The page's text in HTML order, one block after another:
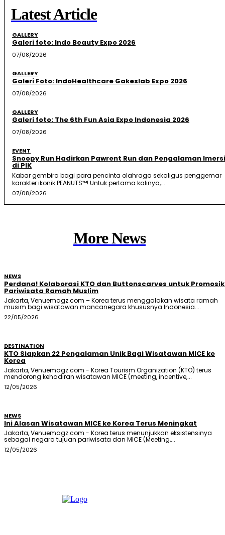
Latest Article
GALLERY
Galeri foto: Indo Beauty Expo 2026
07/08/2026
GALLERY
Galeri Foto: IndoHealthcare Gakeslab Expo 2026
07/08/2026
GALLERY
Galeri foto: The 6th Fun Asia Expo Indonesia 2026
07/08/2026
EVENT
Snoopy Run Hadirkan Pawrent Run dan Pengalaman
di PIK
Kabar gembira bagi para pencinta olahraga sekaligus penggemar
karakter ikonik PEANUTS™! Untuk pertama kalinya,...
07/08/2026
More News
NEWS
Perdana! Kolaborasi KTO dan Buttonscarves untuk
Pariwisata Ramah Muslim
Jakarta, Venuemagz.com – Korea terus menggalakan wisata ramah
musim bagi wisatawan mancanegara khususnya Indonesia....
22/05/2026
DESTINATION
KTO Siapkan 22 Pengalaman Unik Bagi Wisatawan MICE ke
Korea
Jakarta, Venuemagz.com - Korea Tourism Organization (KTO) terus
mendorong kehadiran wisatawan MICE (meeting, incentive,...
12/05/2026
NEWS
Ini Alasan Wisatawan MICE ke Korea Terus Meningkat
Jakarta, Venuemagz.com - Korea terus menunjukkan eksistensinya
sebagai negara tujuan pariwisata dan MICE (Meeting,...
12/05/2026